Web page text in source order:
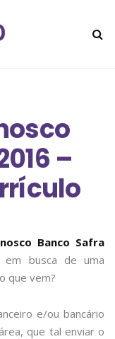
–
Banco Safra
em busca de uma
que vem?
e/ou bancário
que tal enviar o